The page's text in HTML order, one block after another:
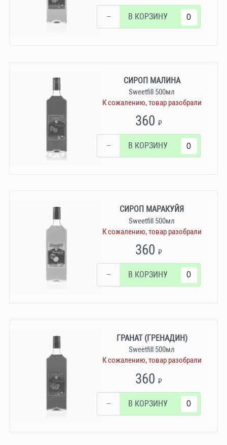
− В КОРЗИНУ
СИРОП МАЛИНА
Sweetfill 500мл
К сожалению, товар разобрали
360₽
− В КОРЗИНУ
СИРОП МАРАКУЙЯ
Sweetfill 500мл
К сожалению, товар разобрали
360₽
− В КОРЗИНУ
ГРАНАТ (ГРЕНАДИН)
Sweetfill 500мл
К сожалению, товар разобрали
360₽
− В КОРЗИНУ